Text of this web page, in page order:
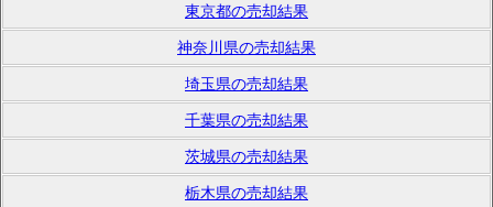
東京都の売却結果
神奈川県の売却結果
埼玉県の売却結果
千葉県の売却結果
茨城県の売却結果
栃木県の売却結果